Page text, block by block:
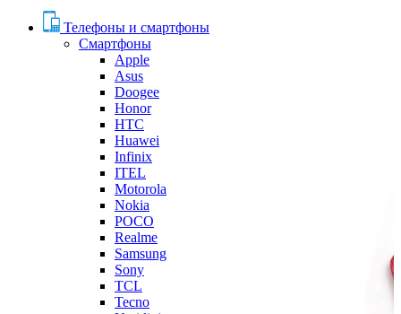
Телефоны и смартфоны
Смартфоны
Apple
Asus
Doogee
Honor
HTC
Huawei
Infinix
ITEL
Motorola
Nokia
POCO
Realme
Samsung
Sony
TCL
Tecno